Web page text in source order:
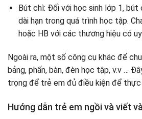
Bút chì: Đối với học sinh lớp 1,
dài hạn trong quá trình học tập.
hoặc HB với các thương hiệu có
Ngoài ra, một số công cụ khác để
bảng, phấn, bàn, đèn học tập, v.v …
trọng để trẻ em đủ điều kiện để
Hướng dẫn trẻ em ngồi và viết